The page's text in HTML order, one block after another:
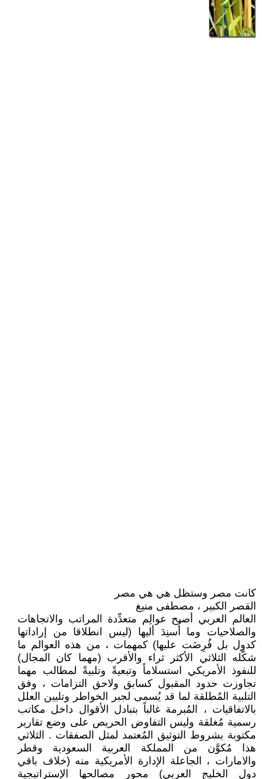
كانت مصر وستظل هي هي مصر
القصر الكبير ، مصطفى منيغ
العالم العربي أصبح عوالِم متعدِّدة المراتب والاتجاهات
والصلاحيات وما أُسنِدَ أليها (ليس انطلاقا من إراداتها
كدول بل فُرِضَت عليها) كمهمات ، من هذه العوالم ما
شكَّله الثلاثي الأكثر ثراء والأقرب (مهما كان المجال)
للنفوذ الأمريكي استسلاماً وتبعيةً وتلبيةً لمطالب مهما
تجاوزت حدود المقبول كسابق ولاحق التزامات ، وفق
التلبية المُطلقة لما قد يُسمى لجبر الخواطر وتليين العلل
بالاتفاقيات ، المُبرمة غالباً بتبادل الأقوال داخل مكاتب
رسمية مُغلقة وليس التفاوض الحريص على وضع تقارير
مكتوبة بشروط التوثيق المُعتمد لمثل الصفقات . الثلاثي
هذا مُكوَّن من المملكة العربية السعودية وقطر
والامارات ، الجاعلة الإدارة الأمريكية منه (خلاف باقي
دول الخليج العربي) محور مصالحها الإستراتيجية